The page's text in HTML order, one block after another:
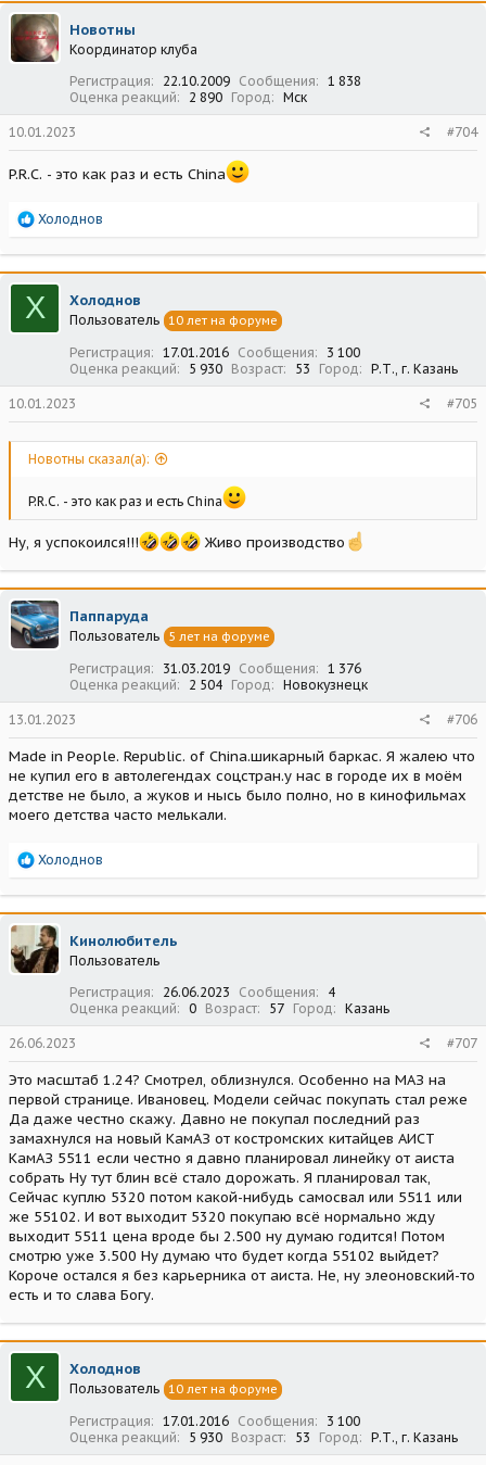
ц
и
и
Новотны
Координатор клуба
Регистрация
22.10.2009 Сообщения
1 838
Оценка реакций
2 890 Город Мск
10.01.2023 #704
P.R.C. - это как раз и есть China
Р
а
к
ц
и
и
Холоднов
Х Холоднов
Пользователь 10 лет на форуме
Регистрация 17.01.2016 Сообщения
3 100
Оценка реакций
5 930 Возраст 53 Город Р.Т., г. Казань
10.01.2023 #705
Новотны сказал(а):
P.R.C. - это как раз и есть China
Ну, я успокоился!!! Живо производство
Паппаруда
Пользователь 5 лет на форуме
Регистрация 31.03.2019 Сообщения
1 376
Оценка реакций
2 504 Город Новокузнецк
13.01.2023 #706
Made in People. Republic. of China.шикарный баркас. Я жалею что
не купил его в автолегендах соцстран.у нас в городе их в моём
детстве не было, а жуков и нысь было полно, но в кинофильмах
моего детства часто мелькали.
Р
а
к
ц
и
и
Холоднов
Кинолюбитель
Пользователь
Регистрация
26.06.2023 Сообщения
4
Оценка реакций
0 Возраст 57 Город Казань
26.06.2023 #707
Это масштаб 1.24? Смотрел, облизнулся. Особенно на МАЗ на
первой странице. Ивановец. Модели сейчас покупать стал реже
Да даже честно скажу. Давно не покупал последний раз
замахнулся на новый КамАЗ от костромских китайцев АИСТ
КамАЗ 5511 если честно я давно планировал линейку от аиста
собрать Ну тут блин всё стало дорожать. Я планировал так,
Сейчас куплю 5320 потом какой-нибудь самосвал или 5511 или
же 55102. И вот выходит 5320 покупаю всё нормально жду
выходит 5511 цена вроде бы 2.500 ну думаю годится! Потом
смотрю уже 3.500 Ну думаю что будет когда 55102 выйдет?
Короче остался я без карьерника от аиста. Не, ну элеоновский-то
есть и то слава Богу.
Х Холоднов
Пользователь 10 лет на форуме
Регистрация 17.01.2016 Сообщения
3 100
Оценка реакций
5 930 Возраст 53 Город Р.Т., г. Казань